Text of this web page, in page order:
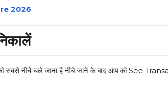
2026
नीचे चले जाना है नीचे जाने के बाद आप को See